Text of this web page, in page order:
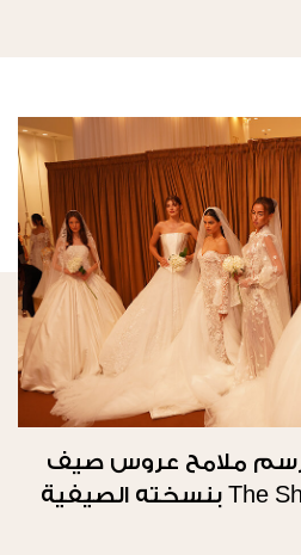
ملامح عروس صيف
2026 خلال The Showroom بنسخته الصيفية